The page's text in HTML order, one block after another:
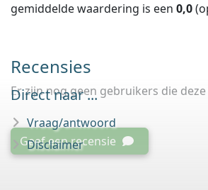
gemiddelde waardering is een 0,0
Recensies
Er zijn nog geen gebruikers die
Geef een recensie
Direct naar ...
Vraag/antwoord
Disclaimer